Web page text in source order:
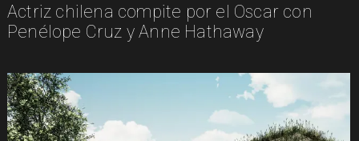
Actriz chilena compite por el Oscar con
Penélope Cruz y Anne Hathaway